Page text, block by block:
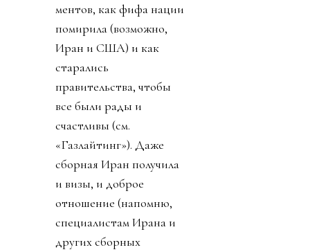
ментов, как фифа нации
помирила (возможно,
Иран и США) и как
старались
правительства, чтобы
все были рады и
счастливы (см.
«Газлайтинг»). Даже
сборная Иран получила
и визы, и доброе
отношение (напомню,
специалистам Ирана и
других сборных